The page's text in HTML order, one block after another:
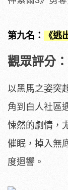
第九名： 《逃
觀眾評分：
以黑馬之姿突
角到白人社區
悚然的劇情，
催眠，掉入無
度迴響。